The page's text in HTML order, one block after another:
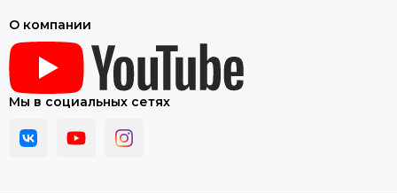
О компании
Мы в социальных сетях